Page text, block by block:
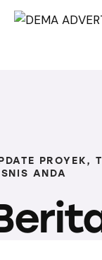
PROYEK,
ANDA